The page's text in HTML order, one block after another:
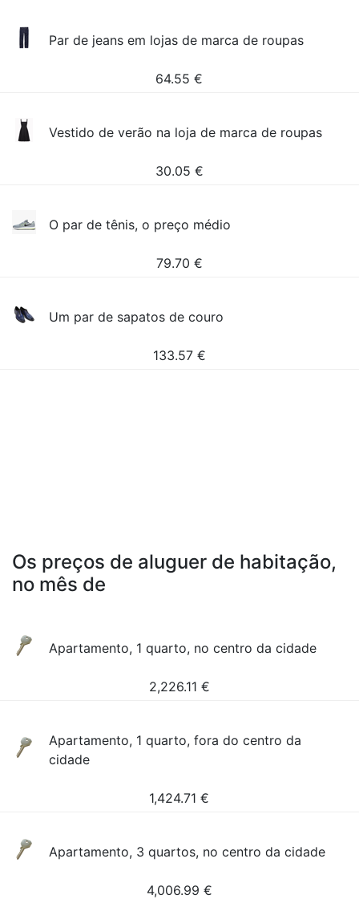
Par de jeans em lojas de marca de roupas
64.55 €
Vestido de verão na loja de marca de roupas
30.05 €
O par de tênis, o preço médio
79.70 €
Um par de sapatos de couro
133.57 €
Os preços de aluguer de habitação,
no mês de
Apartamento, 1 quarto, no centro da cidade
2,226.11 €
Apartamento, 1 quarto, fora do centro da
cidade
1,424.71 €
Apartamento, 3 quartos, no centro da cidade
4,006.99 €